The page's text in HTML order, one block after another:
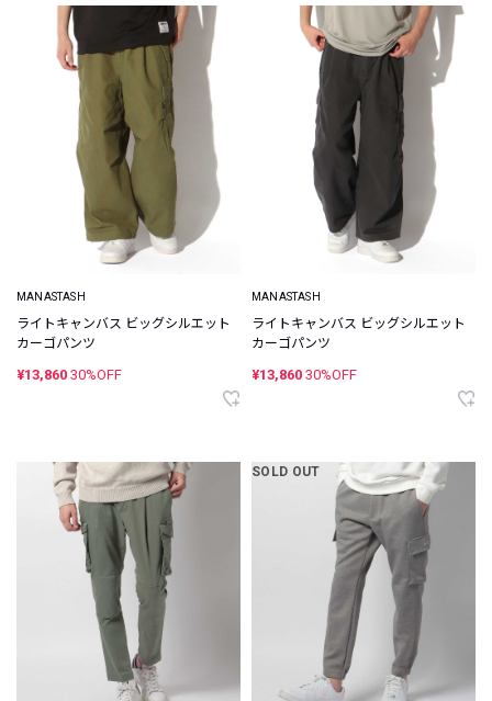
MANASTASH
ライトキャンバス ビッグシルエット
カーゴパンツ
¥13,860 30%OFF
MANASTASH
ライトキャンバス ビッグシルエット
カーゴパンツ
¥13,860 30%OFF
SOLD OUT